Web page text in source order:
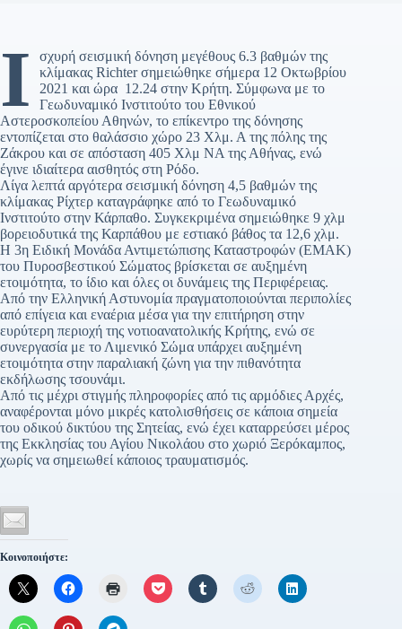
Ι
σχυρή σεισμική δόνηση μεγέθους 6.3 βαθμών της
κλίμακας Richter σημειώθηκε σήμερα 12 Οκτωβρίου
2021 και ώρα 12.24 στην Κρήτη. Σύμφωνα με το
Γεωδυναμικό Ινστιτούτο του Εθνικού
Αστεροσκοπείου Αθηνών, το επίκεντρο της δόνησης
εντοπίζεται στο θαλάσσιο χώρο 23 Χλμ. Α της πόλης της
Ζάκρου και σε απόσταση 405 Χλμ ΝΑ της Αθήνας, ενώ
έγινε ιδιαίτερα αισθητός στη Ρόδο.
Λίγα λεπτά αργότερα σεισμική δόνηση 4,5 βαθμών της
κλίμακας Ρίχτερ καταγράφηκε από το Γεωδυναμικό
Ινστιτούτο στην Κάρπαθο. Συγκεκριμένα σημειώθηκε 9 χλμ
βορειοδυτικά της Καρπάθου με εστιακό βάθος τα 12,6 χλμ.
Η 3η Ειδική Μονάδα Αντιμετώπισης Καταστροφών (ΕΜΑΚ)
του Πυροσβεστικού Σώματος βρίσκεται σε αυξημένη
ετοιμότητα, το ίδιο και όλες οι δυνάμεις της Περιφέρειας.
Από την Ελληνική Αστυνομία πραγματοποιούνται περιπολίες
από επίγεια και εναέρια μέσα για την επιτήρηση στην
ευρύτερη περιοχή της νοτιοανατολικής Κρήτης, ενώ σε
συνεργασία με το Λιμενικό Σώμα υπάρχει αυξημένη
ετοιμότητα στην παραλιακή ζώνη για την πιθανότητα
εκδήλωσης τσουνάμι.
Από τις μέχρι στιγμής πληροφορίες από τις αρμόδιες Αρχές,
αναφέρονται μόνο μικρές κατολισθήσεις σε κάποια σημεία
του οδικού δικτύου της Σητείας, ενώ έχει καταρρεύσει μέρος
της Εκκλησίας του Αγίου Νικολάου στο χωριό Ξερόκαμπος,
χωρίς να σημειωθεί κάποιος τραυματισμός.
Κοινοποιήστε: